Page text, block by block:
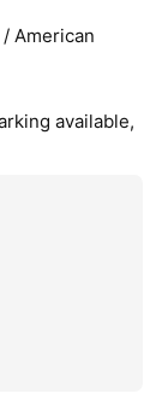
American
available,